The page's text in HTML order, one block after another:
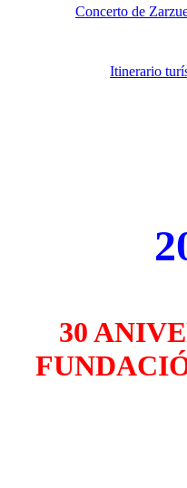
Concerto de
Itinerario
30